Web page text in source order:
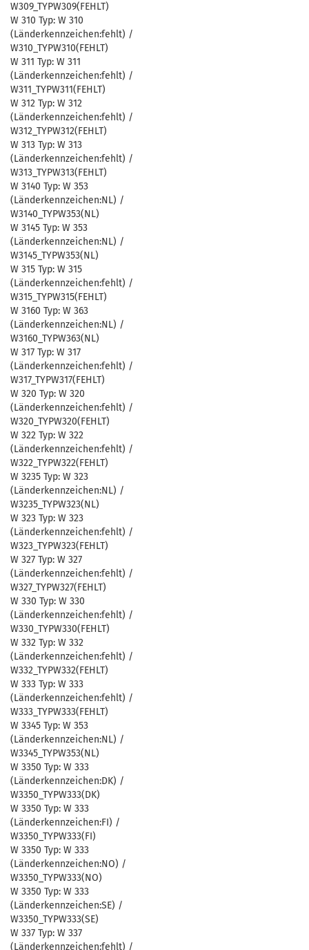
W309_TYPW309(FEHLT)
W 310 Typ: W 310
(Länderkennzeichen:fehlt) /
W310_TYPW310(FEHLT)
W 311 Typ: W 311
(Länderkennzeichen:fehlt) /
W311_TYPW311(FEHLT)
W 312 Typ: W 312
(Länderkennzeichen:fehlt) /
W312_TYPW312(FEHLT)
W 313 Typ: W 313
(Länderkennzeichen:fehlt) /
W313_TYPW313(FEHLT)
W 3140 Typ: W 353
(Länderkennzeichen:NL) /
W3140_TYPW353(NL)
W 3145 Typ: W 353
(Länderkennzeichen:NL) /
W3145_TYPW353(NL)
W 315 Typ: W 315
(Länderkennzeichen:fehlt) /
W315_TYPW315(FEHLT)
W 3160 Typ: W 363
(Länderkennzeichen:NL) /
W3160_TYPW363(NL)
W 317 Typ: W 317
(Länderkennzeichen:fehlt) /
W317_TYPW317(FEHLT)
W 320 Typ: W 320
(Länderkennzeichen:fehlt) /
W320_TYPW320(FEHLT)
W 322 Typ: W 322
(Länderkennzeichen:fehlt) /
W322_TYPW322(FEHLT)
W 3235 Typ: W 323
(Länderkennzeichen:NL) /
W3235_TYPW323(NL)
W 323 Typ: W 323
(Länderkennzeichen:fehlt) /
W323_TYPW323(FEHLT)
W 327 Typ: W 327
(Länderkennzeichen:fehlt) /
W327_TYPW327(FEHLT)
W 330 Typ: W 330
(Länderkennzeichen:fehlt) /
W330_TYPW330(FEHLT)
W 332 Typ: W 332
(Länderkennzeichen:fehlt) /
W332_TYPW332(FEHLT)
W 333 Typ: W 333
(Länderkennzeichen:fehlt) /
W333_TYPW333(FEHLT)
W 3345 Typ: W 353
(Länderkennzeichen:NL) /
W3345_TYPW353(NL)
W 3350 Typ: W 333
(Länderkennzeichen:DK) /
W3350_TYPW333(DK)
W 3350 Typ: W 333
(Länderkennzeichen:FI) /
W3350_TYPW333(FI)
W 3350 Typ: W 333
(Länderkennzeichen:NO) /
W3350_TYPW333(NO)
W 3350 Typ: W 333
(Länderkennzeichen:SE) /
W3350_TYPW333(SE)
W 337 Typ: W 337
(Länderkennzeichen:fehlt) /